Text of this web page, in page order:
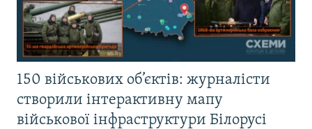
150 військових об’єктів: журналісти
створили інтерактивну мапу
військової інфраструктури Білорусі